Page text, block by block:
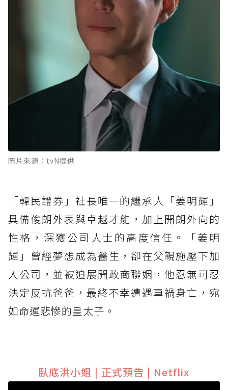
圖片來源：tvN提供
「韓民證券」社長唯一的繼承人「姜明輝」
具備俊朗外表與卓越才能，加上開朗外向的
性格，深獲公司人士的高度信任。「姜明
輝」曾經夢想成為醫生，卻在父親施壓下加
入公司，並被迫展開政商聯姻，他忍無可忍
決定反抗爸爸，最終不幸遭遇車禍身亡，宛
如命運悲慘的皇太子。
臥底洪小姐 | 正式預告 | Netflix